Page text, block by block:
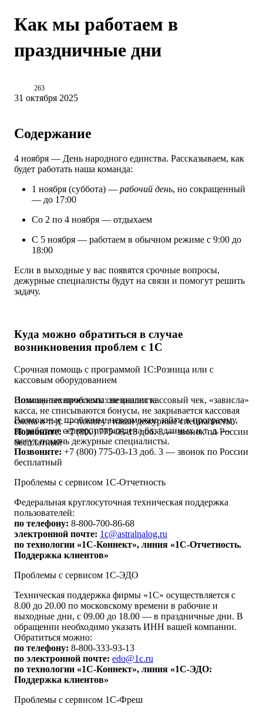
Как мы работаем в
праздничные дни
263
31 октября 2025
Содержание
4 ноября — День народного единства. Рассказываем, как
будет работать наша команда:
1 ноября (суббота) — рабочий день, но сокращенный
— до 17:00
Со 2 по 4 ноября — отдыхаем
С 5 ноября — работаем в обычном режиме с 9:00 до
18:00
Если в выходные у вас появятся срочные вопросы,
дежурные специалисты будут на связи и помогут решить
задачу.
Куда можно обратиться в случае
возникновения проблем с 1С
Срочная помощь с программой 1С:Розница или с
кассовым оборудованием
Возможные проблемы: не вышел кассовый чек, «зависла»
касса, не списываются бонусы, не закрывается кассовая
смена и т. д. — помогут наши дежурные специалисты.
Позвоните:+7 (800) 775-03-13 доб. 3 — звонок по России
бесплатный
Помощь технического специалиста
Возможные проблемы: невозможно зайти в программу,
не работает сервер, повреждена база данных и т. д. —
могут помочь дежурные специалисты.
Позвоните: +7 (800) 775-03-13 доб. 3 — звонок по России
бесплатный
Проблемы с сервисом 1С-Отчетность
Федеральная круглосуточная техническая поддержка
пользователей:
по телефону: 8-800-700-86-68
электронной почте: 1c@astralnalog.ru
по технологии «1С-Коннект», линия «1С-Отчетность.
Поддержка клиентов»
Проблемы с сервисом 1С-ЭДО
Техническая поддержка фирмы «1С» осуществляется с
8.00 до 20.00 по московскому времени в рабочие и
выходные дни, с 09.00 до 18.00 — в праздничные дни. В
обращении необходимо указать ИНН вашей компании.
Обратиться можно:
по телефону: 8-800-333-93-13
по электронной почте: edo@1c.ru
по технологии «1С-Коннект», линия «1С-ЭДО:
Поддержка клиентов»
Проблемы с сервисом 1С-Фреш